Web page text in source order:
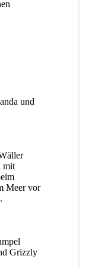
und
mit
Meer vor
Grizzly